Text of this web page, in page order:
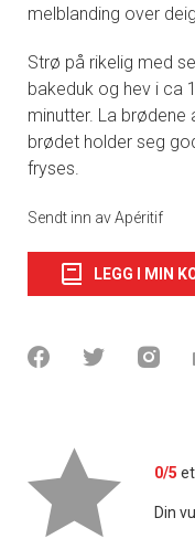
melblanding over
Strø på rikelig med
bakeduk og hev i ca
minutter. La brødene
brødet holder seg
fryses.
Sendt inn av Apéritif
LEGG I MIN
0/5
Din